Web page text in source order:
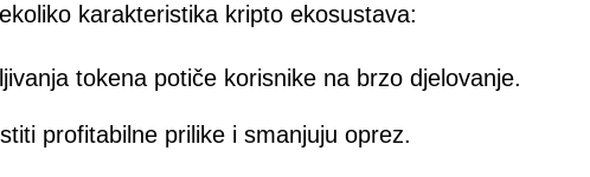
karakteristika kripto ekosustava:
tokena potiče korisnike na brzo djelovanje.
profitabilne prilike i smanjuju oprez.